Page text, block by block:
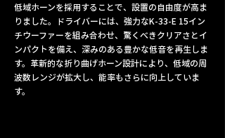
低域ホーンを採用することで、設置の自由度が高ま
りました。ドライバーには、強力なK-33-E 15イン
チウーファーを組み合わせ、驚くべきクリアさとイ
ンパクトを備え、深みのある豊かな低音を再生しま
す。革新的な折り曲げホーン設計により、低域の周
波数レンジが拡大し、能率もさらに向上していま
す。